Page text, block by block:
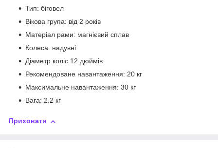
Тип: біговел
Вікова група: від 2 років
Матеріал рами: магнієвий сплав
Колеса: надувні
Діаметр коліс 12 дюймів
Рекомендоване навантаження: 20 кг
Максимальне навантаження: 30 кг
Вага: 2.2 кг
Приховати